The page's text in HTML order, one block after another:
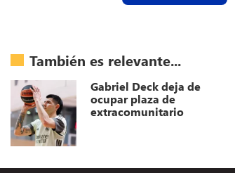
También es relevante...
Gabriel Deck deja de
ocupar plaza de
extracomunitario